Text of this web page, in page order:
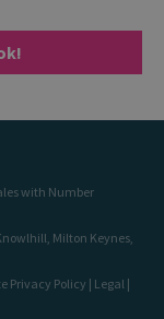
with Number
Milton Keynes,
Privacy Policy | Legal |